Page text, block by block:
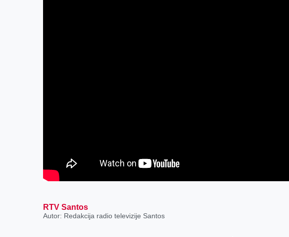
RTV Santos
Autor: Redakcija radio televizije Santos